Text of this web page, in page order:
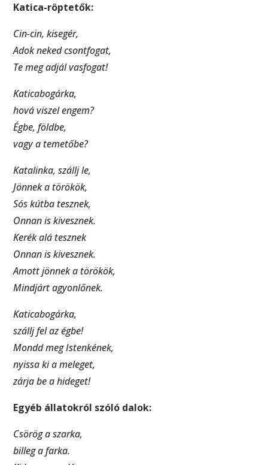
Katica-röptetők:
Cin-cin, kisegér,
Adok neked csontfogat,
Te meg adjál vasfogat!
Katicabogárka,
hová viszel engem?
Égbe, földbe,
vagy a temetőbe?
Katalinka, szállj le,
Jönnek a törökök,
Sós kútba tesznek,
Onnan is kivesznek.
Kerék alá tesznek
Onnan is kivesznek.
Amott jönnek a törökök,
Mindjárt agyonlőnek.
Katicabogárka,
szállj fel az égbe!
Mondd meg Istenkének,
nyissa ki a meleget,
zárja be a hideget!
Egyéb állatokról szóló dalok:
Csörög a szarka,
billeg a farka.